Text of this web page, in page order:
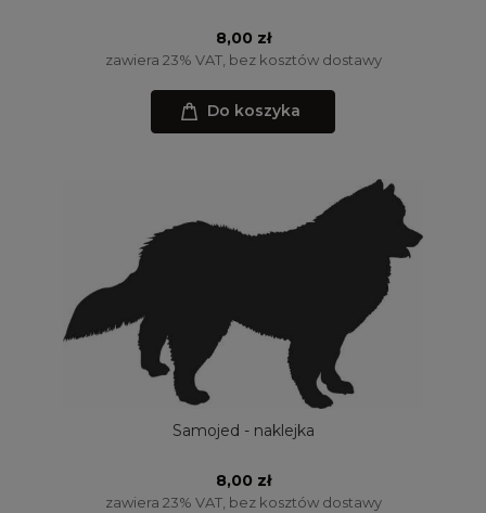
8,00 zł
zawiera 23% VAT, bez kosztów dostawy
Do koszyka
Samojed - naklejka
8,00 zł
zawiera 23% VAT, bez kosztów dostawy